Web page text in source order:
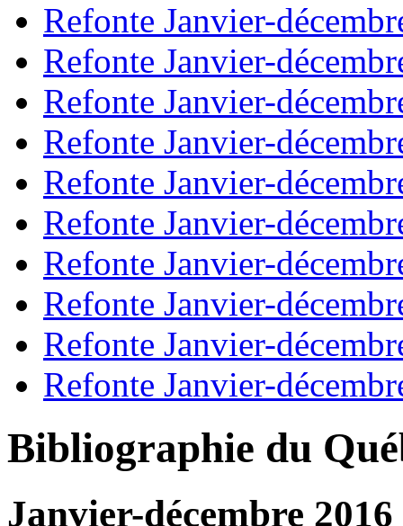
Refonte Janvier-
Refonte Janvier-
Refonte Janvier-
Refonte Janvier-
Refonte Janvier-
Refonte Janvier-
Refonte Janvier-
Refonte Janvier-
Refonte Janvier-
Refonte Janvier-
Bibliographie du
Janvier-décembre 2016